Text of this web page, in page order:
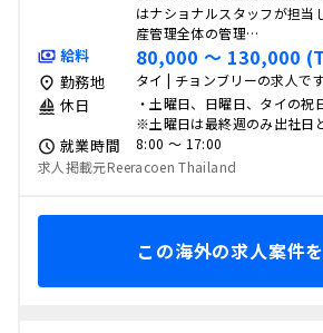
はナショナルスタッフが担当
産管理全体の管理…
給料 80,000 〜 130,000
勤務地 タイ | チョンブリーの求人です
休日
・土曜日、日曜日、タイの祝
※土曜日は最終週のみ出社日
就業時間
8:00 〜 17:00
求人掲載元Reeracoen Thailand
この海外の求人案件